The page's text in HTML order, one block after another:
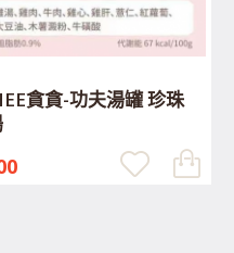
貪貪-功夫湯罐 珍珠